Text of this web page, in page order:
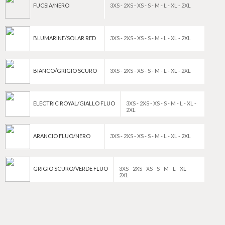
FUCSIA/NERO 3XS - 2XS - XS - S - M - L - XL - 2XL
BLUMARINE/SOLAR RED 3XS - 2XS - XS - S - M - L - XL - 2XL
BIANCO/GRIGIO SCURO 3XS - 2XS - XS - S - M - L - XL - 2XL
ELECTRIC ROYAL/GIALLO FLUO
3XS - 2XS - XS - S - M - L - XL -
2XL
ARANCIO FLUO/NERO 3XS - 2XS - XS - S - M - L - XL - 2XL
GRIGIO SCURO/VERDE FLUO
3XS - 2XS - XS - S - M - L - XL -
2XL